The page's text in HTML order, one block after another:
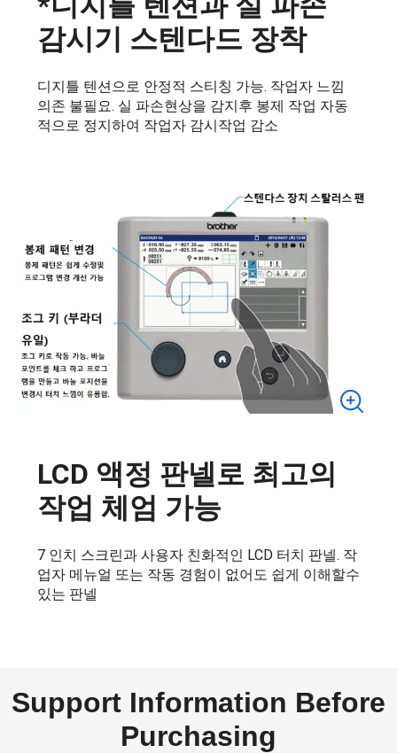
감시기 스텐다드 장착
디지틀 텐션으로 안정적 스티칭 가능. 작업자 느낌
의존 불필요. 실 파손현상을 감지후 봉제 작업 자동
적으로 정지하여 작업자 감시작업 감소
LCD 액정 판넬로 최고의
작업 체엄 가능
7 인치 스크린과 사용자 친화적인 LCD 터치 판넬. 작
업자 메뉴얼 또는 작동 경험이 없어도 쉽게 이해할수
있는 판넬
Support Information Before
Purchasing